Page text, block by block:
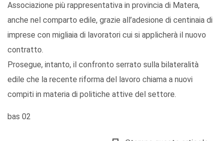
Associazione più rappresentativa in provincia di Matera,
anche nel comparto edile, grazie all’adesione di centinaia di
imprese con migliaia di lavoratori cui si applicherà il nuovo
contratto.
Prosegue, intanto, il confronto serrato sulla bilateralità
edile che la recente riforma del lavoro chiama a nuovi
compiti in materia di politiche attive del settore.
bas 02